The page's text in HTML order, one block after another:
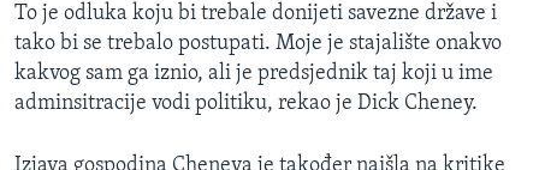
To je odluka koju bi trebale donijeti savezne države i
tako bi se trebalo postupati. Moje je stajalište onakvo
kakvog sam ga iznio, ali je predsjednik taj koji u ime
adminsitracije vodi politiku, rekao je Dick Cheney.